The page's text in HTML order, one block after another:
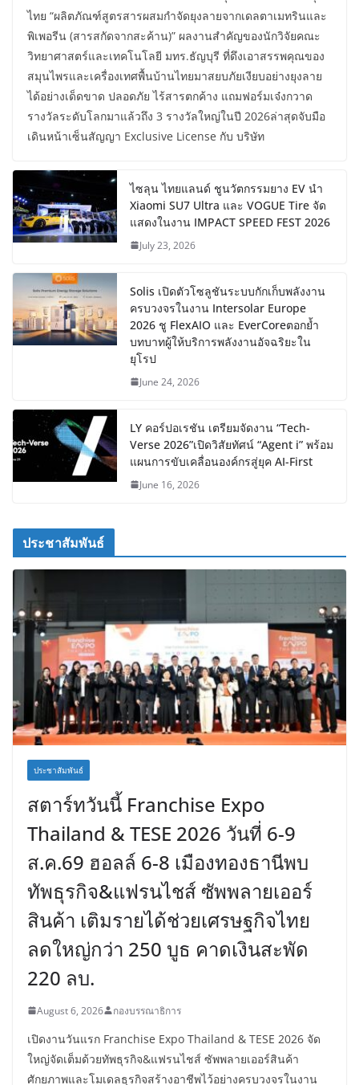
ไทย “ผลิตภัณฑ์สูตรสารผสมกำจัดยุงลายจากเดลตาเมทรินและ
พิเพอรีน (สารสกัดจากสะค้าน)” ผลงานสำคัญของนักวิจัยคณะ
วิทยาศาสตร์และเทคโนโลยี มทร.ธัญบุรี ที่ดึงเอาสรรพคุณของ
สมุนไพรและเครื่องเทศพื้นบ้านไทยมาสยบภัยเงียบอย่างยุงลาย
ได้อย่างเด็ดขาด ปลอดภัย ไร้สารตกค้าง แถมฟอร์มเจ๋งกวาด
รางวัลระดับโลกมาแล้วถึง 3 รางวัลใหญ่ในปี 2026ล่าสุดจับมือ
เดินหน้าเซ็นสัญญา Exclusive License กับ บริษัท
ไซลุน ไทยแลนด์ ชูนวัตกรรมยาง EV นำ
Xiaomi SU7 Ultra และ VOGUE Tire จัด
แสดงในงาน IMPACT SPEED FEST 2026
July 23, 2026
Solis เปิดตัวโซลูชันระบบกักเก็บพลังงาน
ครบวงจรในงาน Intersolar Europe
2026 ชู FlexAIO และ EverCoreตอกย้ำ
บทบาทผู้ให้บริการพลังงานอัจฉริยะใน
ยุโรป
June 24, 2026
LY คอร์ปอเรชัน เตรียมจัดงาน “Tech-
Verse 2026”เปิดวิสัยทัศน์ “Agent i” พร้อม
แผนการขับเคลื่อนองค์กรสู่ยุค AI-First
June 16, 2026
ประชาสัมพันธ์
ประชาสัมพันธ์
สตาร์ทวันนี้ Franchise Expo
Thailand & TESE 2026 วันที่ 6-9
ส.ค.69 ฮอลล์ 6-8 เมืองทองธานีพบ
ทัพธุรกิจ&แฟรนไชส์ ซัพพลายเออร์
สินค้า เติมรายได้ช่วยเศรษฐกิจไทย
ลดใหญ่กว่า 250 บูธ คาดเงินสะพัด
220 ลบ.
August 6, 2026 กองบรรณาธิการ
เปิดงานวันแรก Franchise Expo Thailand & TESE 2026 จัด
ใหญ่จัดเต็มด้วยทัพธุรกิจ&แฟรนไชส์ ซัพพลายเออร์สินค้า
ศักยภาพและโมเดลธุรกิจสร้างอาชีพไว้อย่างครบวงจรในงาน